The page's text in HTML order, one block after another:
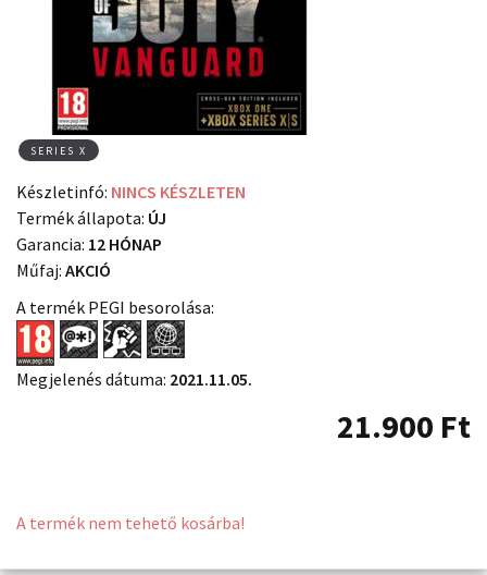
SERIES X
Készletinfó: NINCS KÉSZLETEN
Termék állapota: ÚJ
Garancia: 12 HÓNAP
Műfaj: AKCIÓ
A termék PEGI besorolása:
Megjelenés dátuma: 2021.11.05.
21.900 Ft
A termék nem tehető kosárba!